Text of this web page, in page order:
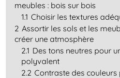
meubles : bois sur bois
1.1 Choisir les textures
2 Assortir les sols et les
créer une atmosphère
2.1 Des tons neutres pour
polyvalent
2.2 Contraste des